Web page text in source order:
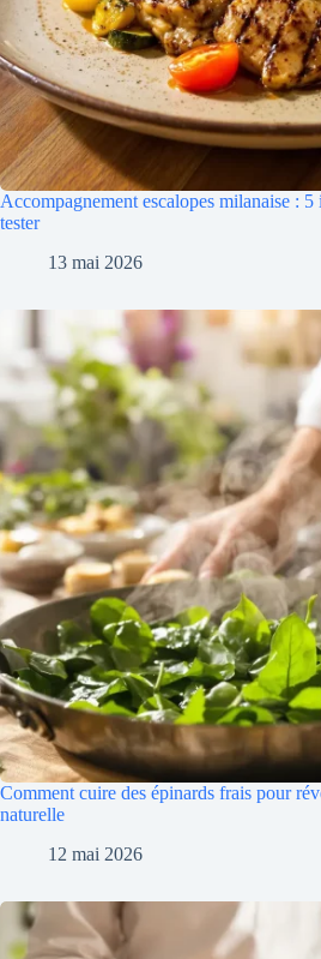
Accompagnement escalopes milanaise : 5
tester
13 mai 2026
Comment cuire des épinards frais pour
naturelle
12 mai 2026